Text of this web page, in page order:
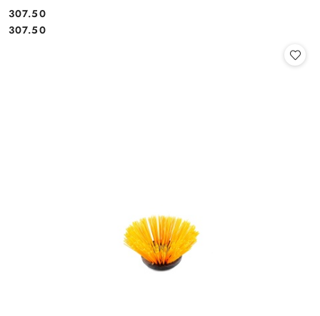
Cena:
307.50
Cena:
307.50